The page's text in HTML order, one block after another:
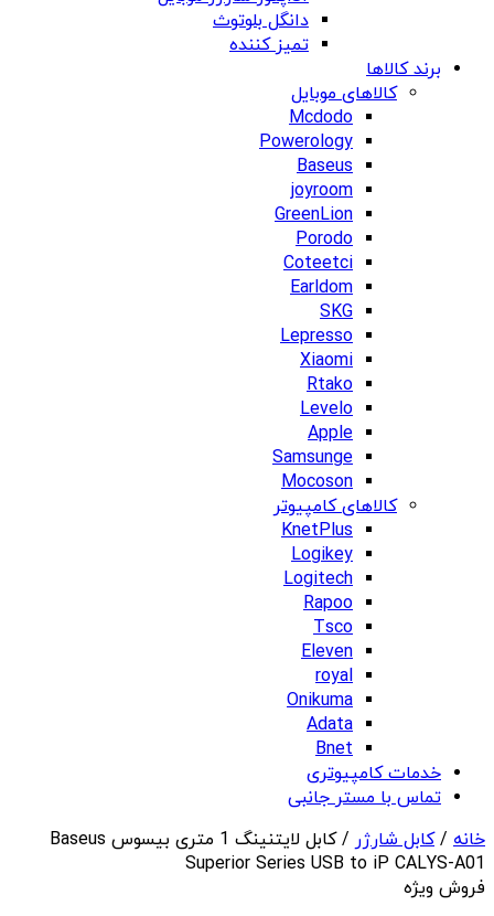
دانگل بلوتوث
تمیز کننده
برند کالاها
کالاهای موبایل
Mcdodo
Powerology
Baseus
joyroom
GreenLion
Porodo
Coteetci
Earldom
SKG
Lepresso
Xiaomi
Rtako
Levelo
Apple
Samsunge
Mocoson
کالاهای کامپیوتر
KnetPlus
Logikey
Logitech
Rapoo
Tsco
Eleven
royal
Onikuma
Adata
Bnet
خدمات کامپیوتری
تماس با مستر جانبی
خانه /کابل شارژر
/ کابل لایتنینگ 1 متری بیسوس Baseus
Superior Series USB to iP CALYS-A01
فروش ویژه